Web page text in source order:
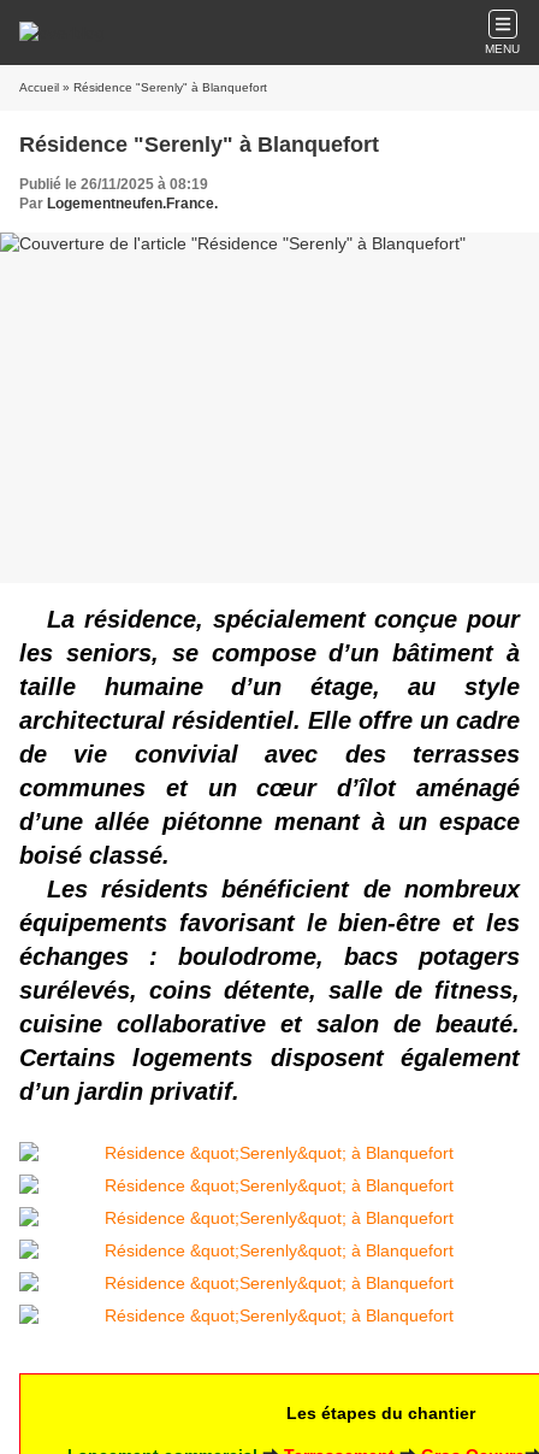
MENU
Accueil » Résidence "Serenly" à Blanquefort
Résidence "Serenly" à Blanquefort
Publié le 26/11/2025 à 08:19
Par Logementneufen.France.
La résidence, spécialement conçue pour
les seniors, se compose d’un bâtiment à
taille humaine d’un étage, au style
architectural résidentiel. Elle offre un cadre
de vie convivial avec des terrasses
communes et un cœur d’îlot aménagé
d’une allée piétonne menant à un espace
boisé classé.
Les résidents bénéficient de nombreux
équipements favorisant le bien-être et les
échanges : boulodrome, bacs potagers
surélevés, coins détente, salle de fitness,
cuisine collaborative et salon de beauté.
Certains logements disposent également
d’un jardin privatif.
Les étapes du chantier